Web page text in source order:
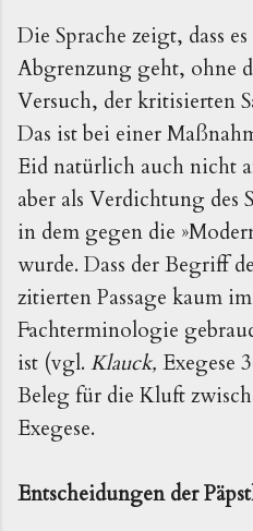
Die Sprache zeigt, dass
Abgrenzung geht, ohne
Versuch, der kritisierten
Das ist bei einer
Eid natürlich auch nicht
aber als Verdichtung des
in dem gegen die
wurde. Dass der Begriff
zitierten Passage kaum
Fachterminologie
ist (vgl. Klauck, Exegese
Beleg für die Kluft
Exegese.
Entscheidungen der